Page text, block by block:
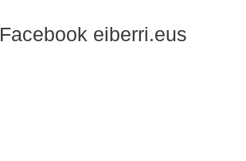
Facebook eiberri.eus